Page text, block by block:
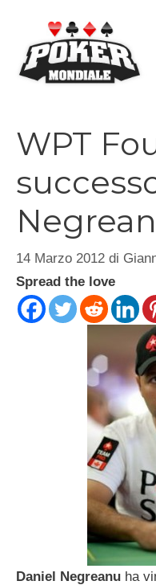
contenuto
WPT
14 Marzo 2012 di
Spread the love
Daniel Negreanu ha